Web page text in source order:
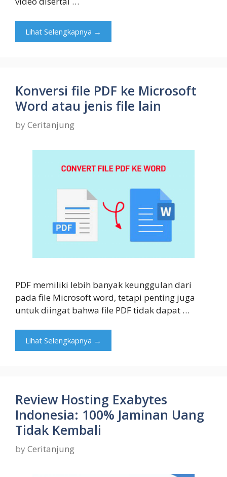
Lihat Selengkapnya →
Konversi file PDF ke Microsoft
Word atau jenis file lain
by Ceritanjung
PDF memiliki lebih banyak keunggulan dari
pada file Microsoft word, tetapi penting juga
untuk diingat bahwa file PDF tidak dapat …
Lihat Selengkapnya →
Review Hosting Exabytes
Indonesia: 100% Jaminan Uang
Tidak Kembali
by Ceritanjung